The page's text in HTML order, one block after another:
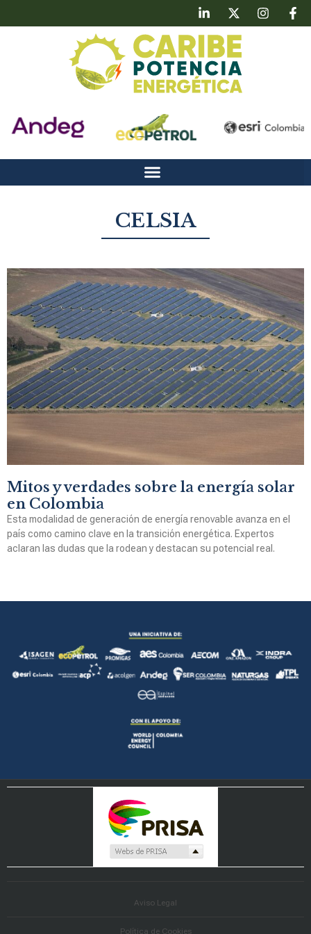
CELSIA
Mitos y verdades sobre la energía solar
en Colombia
Esta modalidad de generación de energía renovable avanza en el
país como camino clave en la transición energética. Expertos
aclaran las dudas que la rodean y destacan su potencial real.
Aviso Legal
Política de Cookies